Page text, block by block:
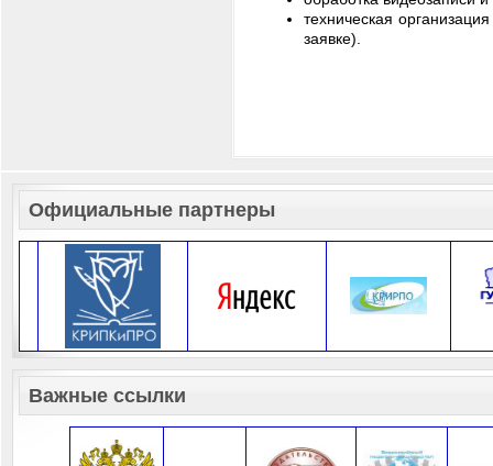
техническая
заявке).
Официальные партнеры
Важные ссылки